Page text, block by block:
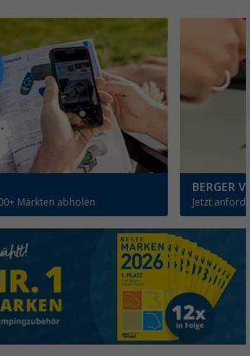
Märkten abholen
BERGER
Jetzt